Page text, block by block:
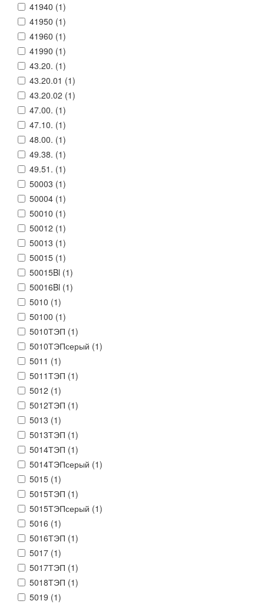
41940 (1)
41950 (1)
41960 (1)
41990 (1)
43.20. (1)
43.20.01 (1)
43.20.02 (1)
47.00. (1)
47.10. (1)
48.00. (1)
49.38. (1)
49.51. (1)
50003 (1)
50004 (1)
50010 (1)
50012 (1)
50013 (1)
50015 (1)
50015Bl (1)
50016Bl (1)
5010 (1)
50100 (1)
5010ТЭП (1)
5010ТЭПсерый (1)
5011 (1)
5011ТЭП (1)
5012 (1)
5012ТЭП (1)
5013 (1)
5013ТЭП (1)
5014ТЭП (1)
5014ТЭПсерый (1)
5015 (1)
5015ТЭП (1)
5015ТЭПсерый (1)
5016 (1)
5016ТЭП (1)
5017 (1)
5017ТЭП (1)
5018ТЭП (1)
5019 (1)